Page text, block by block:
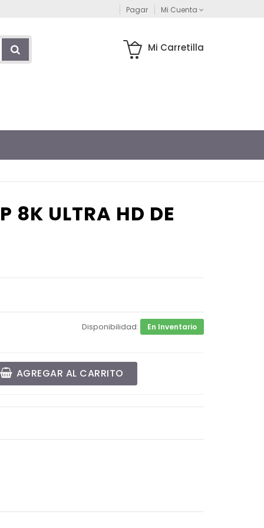
Pagar Mi Cuenta
Mi Carretilla
8K ULTRA HD DE
Disponibilidad: En Inventario
AGREGAR AL CARRITO